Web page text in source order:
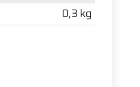
0,3 kg